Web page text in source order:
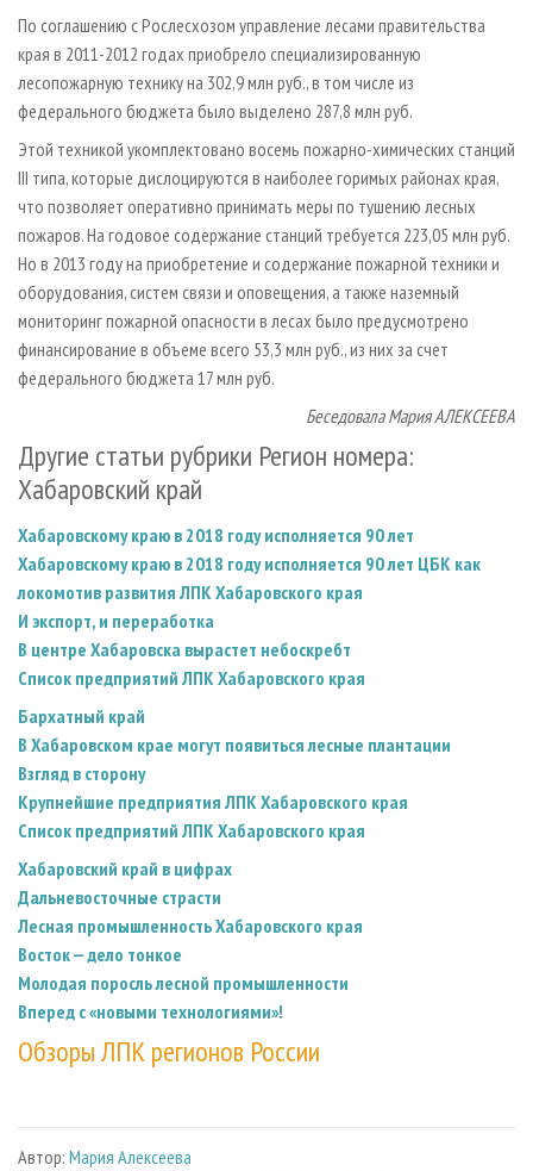
По соглашению с Рослесхозом управление лесами правительства
края в 2011-2012 годах приобрело специализированную
лесопожарную технику на 302,9 млн руб., в том числе из
федерального бюджета было выделено 287,8 млн руб.
Этой техникой укомплектовано восемь пожарно-химических станций
III типа, которые дислоцируются в наиболее горимых районах края,
что позволяет оперативно принимать меры по тушению лесных
пожаров. На годовое содержание станций требуется 223,05 млн руб.
Но в 2013 году на приобретение и содержание пожарной техники и
оборудования, систем связи и оповещения, а также наземный
мониторинг пожарной опасности в лесах было предусмотрено
финансирование в объеме всего 53,3 млн руб., из них за счет
федерального бюджета 17 млн руб.
Беседовала Мария АЛЕКСЕЕВА
Другие статьи рубрики Регион номера:
Хабаровский край
Хабаровскому краю в 2018 году исполняется 90 лет
Хабаровскому краю в 2018 году исполняется 90 лет ЦБК как
локомотив развития ЛПК Хабаровского края
И экспорт, и переработка
В центре Хабаровска вырастет небоскребт
Список предприятий ЛПК Хабаровского края
Бархатный край
В Хабаровском крае могут появиться лесные плантации
Взгляд в сторону
Крупнейшие предприятия ЛПК Хабаровского края
Список предприятий ЛПК Хабаровского края
Хабаровский край в цифрах
Дальневосточные страсти
Лесная промышленность Хабаровского края
Восток — делo тонкое
Молодая поросль лесной промышленности
Вперед с «новыми технологиями»!
Обзоры ЛПК регионов России
Автор: Мария Алексеева